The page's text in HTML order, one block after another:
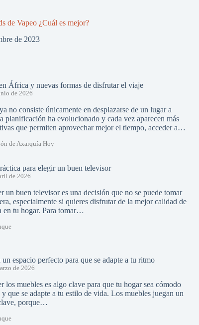
de Vapeo ¿Cuál es mejor?
de 2023
África y nuevas formas de disfrutar el viaje
de 2026
no consiste únicamente en desplazarse de un lugar a
planificación ha evolucionado y cada vez aparecen más
que permiten aprovechar mejor el tiempo, acceder a…
de Axarquía Hoy
para elegir un buen televisor
de 2026
un buen televisor es una decisión que no se puede tomar
especialmente si quieres disfrutar de la mejor calidad de
en tu hogar. Para tomar…
un espacio perfecto para que se adapte a tu ritmo
de 2026
los muebles es algo clave para que tu hogar sea cómodo
y que se adapte a tu estilo de vida. Los muebles juegan un
porque…